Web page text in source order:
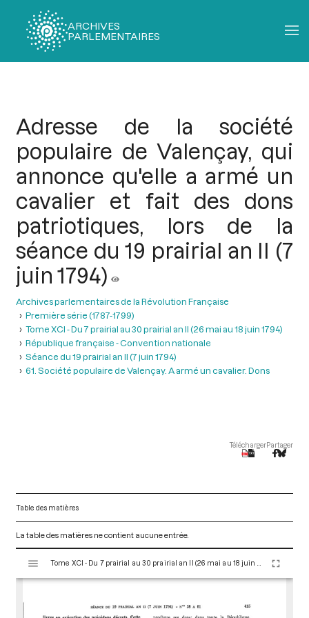
ARCHIVES
PARLEMENTAIRES
Adresse de la société
populaire de Valençay, qui
annonce qu'elle a armé un
cavalier et fait des dons
patriotiques, lors de la
séance du 19 prairial an II (7
juin 1794)
Archives parlementaires de la Révolution Française
Première série (1787-1799)
Tome XCI - Du 7 prairial au 30 prairial an II (26 mai au 18 juin 1794)
République française - Convention nationale
Séance du 19 prairial an II (7 juin 1794)
61. Société populaire de Valençay. A armé un cavalier. Dons
TéléchargerPartager
Table des matières
La table des matières ne contient aucune entrée.
s